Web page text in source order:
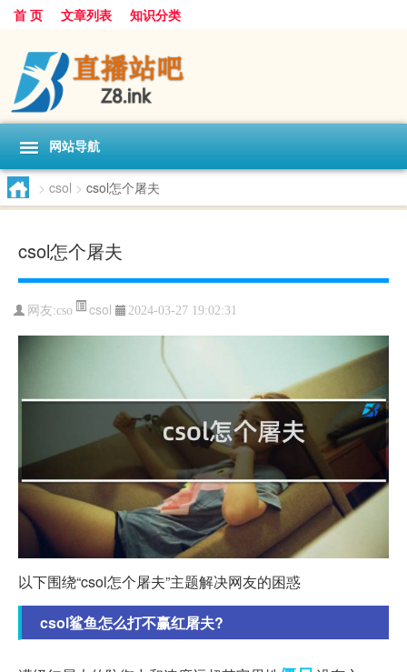
首 页 文章列表 知识分类
网站导航
> csol > csol怎个屠夫
csol怎个屠夫
网友:cso csol 2024-03-27 19:02:31
以下围绕“csol怎个屠夫”主题解决网友的困惑
csol鲨鱼怎么打不赢红屠夫?